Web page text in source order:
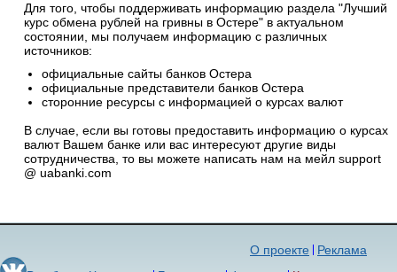
Для того, чтобы поддерживать информацию раздела "Лучший
курс обмена рублей на гривны в Остере" в актуальном
состоянии, мы получаем информацию с различных
источников:
официальные сайты банков Остера
официальные представители банков Остера
сторонние ресурсы с информацией о курсах валют
В случае, если вы готовы предоставить информацию о курсах
валют Вашем банке или вас интересуют другие виды
сотрудничества, то вы можете написать нам на мейл support
@ uabanki.com
Реклама
О проекте